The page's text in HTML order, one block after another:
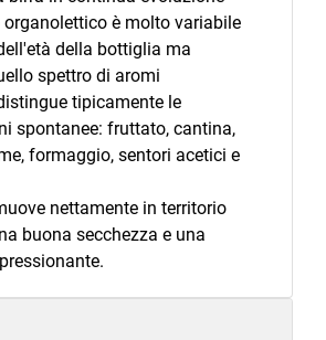
è molto variabile
della bottiglia ma
spettro di aromi
tipicamente le
spontanee: fruttato, cantina,
formaggio, sentori acetici e
nettamente in territorio
buona secchezza e una